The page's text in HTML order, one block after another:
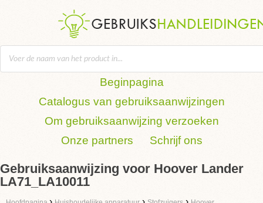
Beginpagina
Catalogus van gebruiksaanwijzingen
Om gebruiksaanwijzing verzoeken
Onze partners
Schrijf ons
Gebruiksaanwijzing voor Hoover Lander
LA71_LA10011